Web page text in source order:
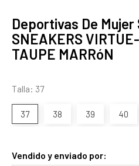
Deportivas De Mujer
SNEAKERS
TAUPE MARRóN
Talla: 37
37 38 39 40
Vendido y enviado por: